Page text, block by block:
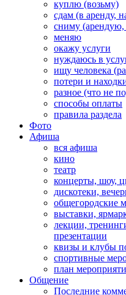
куплю (возьму)
сдам (в аренду,
сниму (арендую,
меняю
окажу услуги
нуждаюсь в
ищу человека
потери и
разное (что не
способы оплаты
правила раздела
Фото
Афиша
вся афиша
кино
театр
концерты, шоу,
дискотеки,
общегородские
выставки,
лекции,
презентации
квизы и клубы
спортивные
план
Общение
Последние